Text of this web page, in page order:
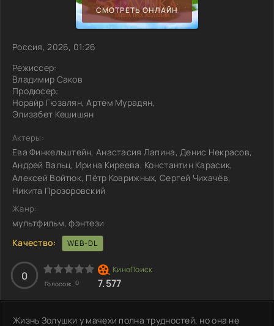
СМОТРЕТЬ ОНЛАЙН
Россия, 2026, 01:26
Режиссер:
Владимир Саков
Продюсер:
Норайр Гюзалян, Артём Мурадян,
Элизабет Кешишян
Актеры:
Ева Финкельштейн, Анастасия Лапина, Денис Некрасов,
Андрей Вальц, Ирина Киреева, Константин Карасик,
Алексей Войтюк, Пётр Коврижных, Сергей Чихачёв,
Никита Прозоровский
Жанр:
мультфильм, фэнтези
Качество:
WEB-DL
0
Голосов: 0 7.577
Жизнь Золушки у мачехи полна трудностей, но она не